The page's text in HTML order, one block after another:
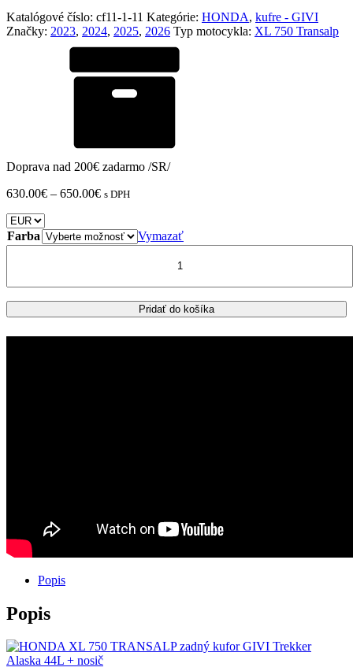
Katalógové číslo: cf11-1-11 Kategórie: HONDA, kufre - GIVI
Značky: 2023, 2024, 2025, 2026 Typ motocykla: XL 750 Transalp
Doprava nad 200€ zadarmo /SR/
630.00€ – 650.00€Price
through
650.00€
s DPH
Farba
Vymazať
TRANSALP
zadný
kufor
Pridať do košíka
Popis
Popis